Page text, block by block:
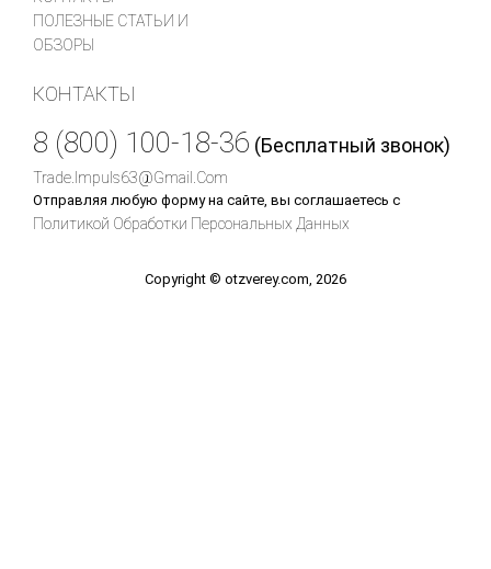
ПОЛЕЗНЫЕ СТАТЬИ И
ОБЗОРЫ
КОНТАКТЫ
8 (800) 100-18-36 (Бесплатный звонок)
Trade.impuls63@gmail.com
Отправляя любую форму на сайте, вы соглашаетесь с
Политикой Обработки Персональных Данных
Copyright © otzverey.com, 2026